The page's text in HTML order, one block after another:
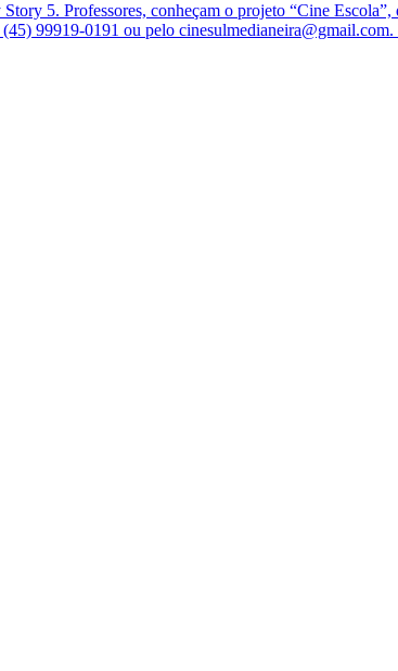
5. Professores, conheçam o projeto “Cine Escola”,
99919-0191 ou pelo